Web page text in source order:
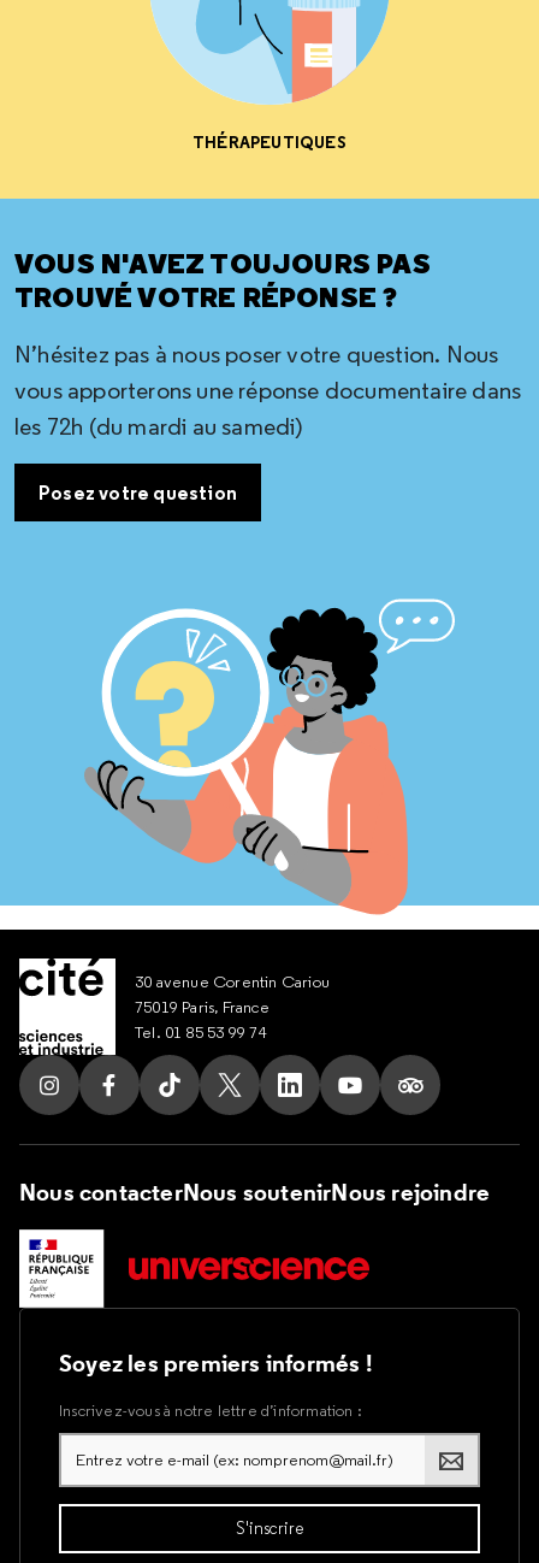
THÉRAPEUTIQUES
VOUS N'AVEZ TOUJOURS PAS
TROUVÉ VOTRE RÉPONSE ?
N’hésitez pas à nous poser votre question. Nous
vous apporterons une réponse documentaire dans
les 72h (du mardi au samedi)
Posez votre question
30 avenue Corentin Cariou
75019 Paris, France
Tel. 01 85 53 99 74
Suivez nous sur Instagram
Suivez nous sur Facebook
Suivez nous sur Tik Tok
Suivez nous sur X
Suivez nous sur LinkedIn
Suivez nous sur
Suivez nous
Nous contacterNous soutenirNous rejoindre
Soyez les premiers informés !
Inscrivez-vous à notre lettre d’information :